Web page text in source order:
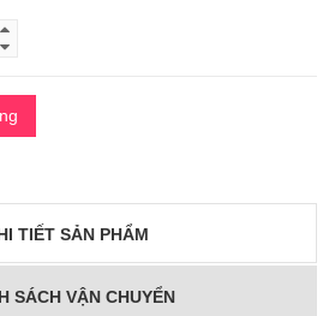
TIẾT SẢN PHẨM
SÁCH VẬN CHUYỂN